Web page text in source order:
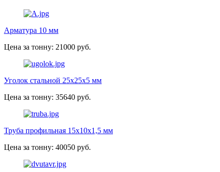
Арматура 10 мм
Цена за тонну: 21000 руб.
Уголок стальной 25х25х5 мм
Цена за тонну: 35640 руб.
Труба профильная 15х10х1,5 мм
Цена за тонну: 40050 руб.